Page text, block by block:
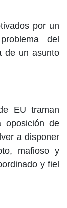
por un
del
de un asunto
EU traman
oposición de
a disponer
mafioso y
y fiel